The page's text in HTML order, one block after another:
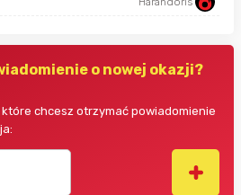
o nowej okazji?
które chcesz otrzymać powiadomienie